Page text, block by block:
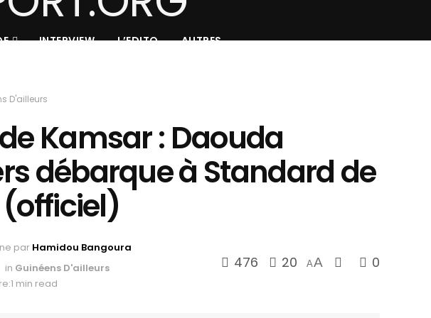
INTERVIEW L’EDITO AUTRES
D'ailleurs
Kamsar : Daouda
débarque à Standard de
(officiel)
par Hamidou Bangoura
in Guinéens D'ailleurs
min read
476 20 AA 0